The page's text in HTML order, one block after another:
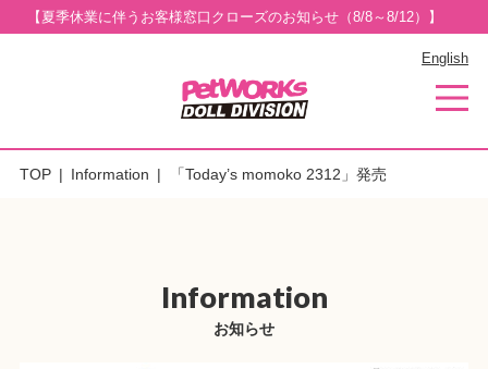
【夏季休業に伴うお客様窓口クローズのお知らせ（8/8～8/12）】
English
TOP Information 「Today’s momoko 2312」発売
Information
お知らせ